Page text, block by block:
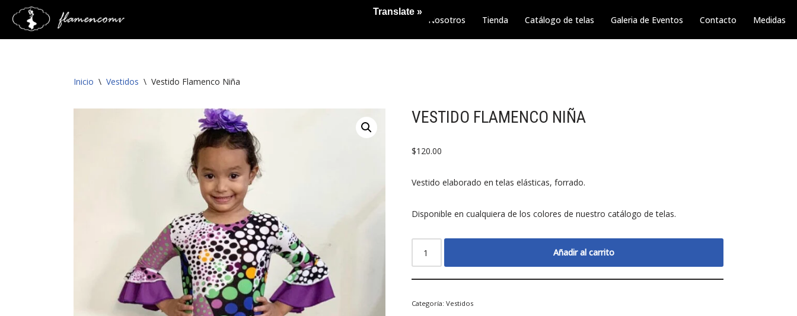
Saltar
Nosotros Tienda Catálogo de telas Galeria de Eventos Contacto Medidas
Inicio \ Vestidos \ Vestido Flamenco Niña
VESTIDO FLAMENCO NIÑA
$120.00
Vestido elaborado en telas elásticas, forrado.
Disponible en cualquiera de los colores de nuestro catálogo de telas.
Añadir al carrito
Categoría: Vestidos
Translate »